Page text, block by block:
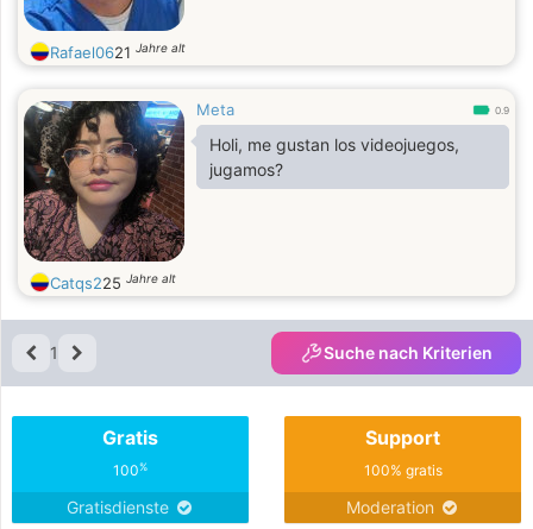
Rafael0621 Jahre alt
Meta 0.9
Holi, me gustan los videojuegos,
jugamos?
Catqs225 Jahre alt
1 Suche nach Kriterien
Gratis
100%
Gratisdienste
Support
100% gratis
Moderation